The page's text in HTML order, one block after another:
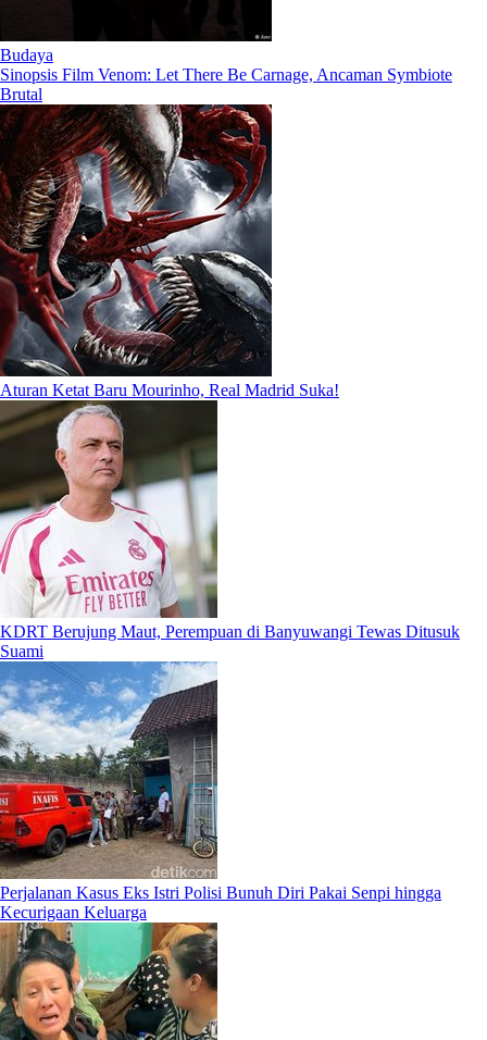
Budaya
Sinopsis Film Venom: Let There Be Carnage, Ancaman Symbiote
Brutal
Aturan Ketat Baru Mourinho, Real Madrid Suka!
KDRT Berujung Maut, Perempuan di Banyuwangi Tewas Ditusuk
Suami
Perjalanan Kasus Eks Istri Polisi Bunuh Diri Pakai Senpi hingga
Kecurigaan Keluarga